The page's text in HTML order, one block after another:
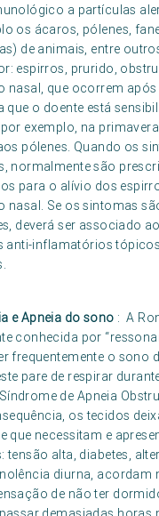
a partículas
os ácaros, pólenes,
de animais, entre
espirros, prurido,
nasal, que ocorrem
que o doente está
exemplo, na
pólenes. Quando os
normalmente são
para o alívio dos
nasal. Se os sintomas
deverá ser associado
anti-inflamatórios
e Apneia do sono : A
conhecida por
frequentemente o sono
pare de respirar
de Apneia
os tecidos
que necessitam e
tensão alta, diabetes,
diurna, acordam
de não ter